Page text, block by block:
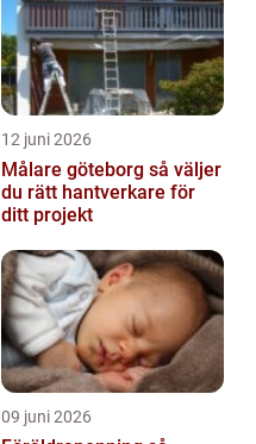
12 juni 2026
Målare göteborg så väljer
du rätt hantverkare för
ditt projekt
09 juni 2026